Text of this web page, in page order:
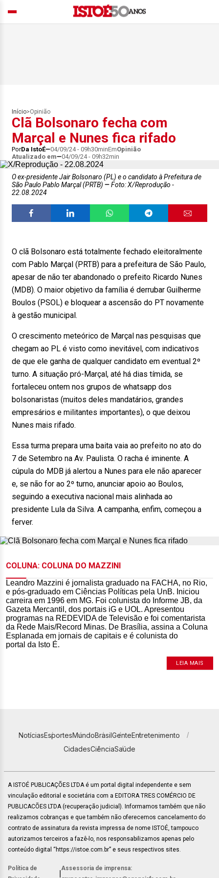
COLUNA: COLUNA DO MAZZINI
Leandro Mazzini é jornalista graduado na FACHA, no Rio,
e pós-graduado em Ciências Políticas pela UnB. Iniciou
carreira em 1996 em MG. Foi colunista do Informe JB, da
Gazeta Mercantil, dos portais iG e UOL. Apresentou
programas na REDEVIDA de Televisão e foi comentarista
da Rede Mais/Record Minas. De Brasília, assina a Coluna
Esplanada em jornais de capitais e é colunista do
portal da Isto É.
LEIA MAIS
Início>Opinião
Clã Bolsonaro fecha com
Marçal e Nunes fica rifado
PorDa IstoÉ 04/09/24 - 09h30minEmOpinião
Atualizado em
04/09/24 - 09h32min
O ex-presidente Jair Bolsonaro (PL) e o candidato à Prefeitura de
São Paulo Pablo Marçal (PRTB)
Foto: X/Reprodução -
22.08.2024
O clã Bolsonaro está totalmente fechado eleitoralmente
com Pablo Marçal (PRTB) para a prefeitura de São Paulo,
apesar de não ter abandonado o prefeito Ricardo Nunes
(MDB). O maior objetivo da família é derrubar Guilherme
Boulos (PSOL) e bloquear a ascensão do PT novamente
à gestão municipal.
O crescimento meteórico de Marçal nas pesquisas que
chegam ao PL é visto como inevitável, com indicativos
de que ele ganha de qualquer candidato em eventual 2º
turno. A situação pró-Marçal, até há dias tímida, se
fortaleceu ontem nos grupos de whatsapp dos
bolsonaristas (muitos deles mandatários, grandes
empresários e militantes importantes), o que deixou
Nunes mais rifado.
Essa turma prepara uma baita vaia ao prefeito no ato do
7 de Setembro na Av. Paulista. O racha é iminente. A
cúpula do MDB já alertou a Nunes para ele não aparecer
e, se não for ao 2º turno, anunciar apoio ao Boulos,
seguindo a executiva nacional mais alinhada ao
presidente Lula da Silva. A campanha, enfim, começou a
ferver.
NotíciasEsportesMundoBrasilGenteEntretenimento
CidadesCiênciaSaúde
A ISTOÉ PUBLICAÇÕES LTDA é um portal digital independente e sem
vinculação editorial e societária com a EDITORA TRES COMÉRCIO DE
PUBLICACÕES LTDA (recuperação judicial). Informamos também que não
realizamos cobranças e que também não oferecemos cancelamento do
contrato de assinatura da revista impressa de nome ISTOÉ, tampouco
autorizamos terceiros a fazê-lo, nos responsabilizamos apenas pelo
conteúdo digital “https://istoe.com.br” e seus respectivos sites.
Política de
Assessoria de imprensa: